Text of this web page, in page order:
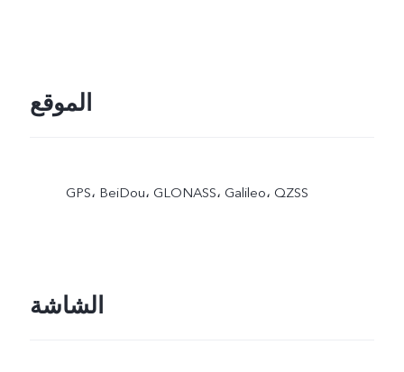
الموقع
GPS،‏ BeiDou،‏ GLONASS،‏ Galileo،‏ QZSS
الشاشة